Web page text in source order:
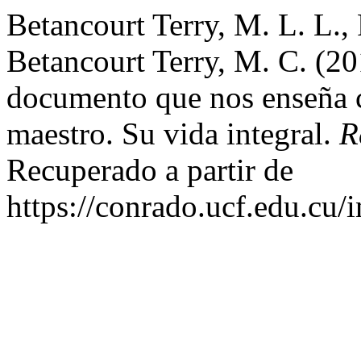
Betancourt Terry, M. L. L.,
Betancourt Terry, M. C.
documento que nos
maestro. Su vida integral.
Recuperado a partir de
https://